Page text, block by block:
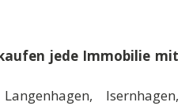
jede Immobilie mit
Isernhagen,